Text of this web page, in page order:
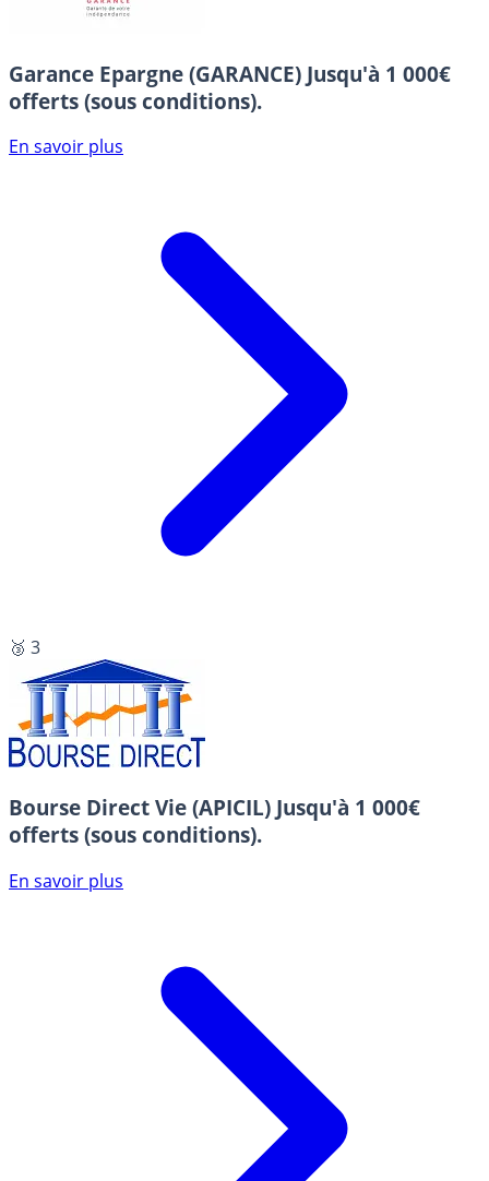
Garance Epargne (GARANCE) Jusqu'à 1 000€
offerts (sous conditions).
En savoir plus
🥉 3
Bourse Direct Vie (APICIL) Jusqu'à 1 000€
offerts (sous conditions).
En savoir plus